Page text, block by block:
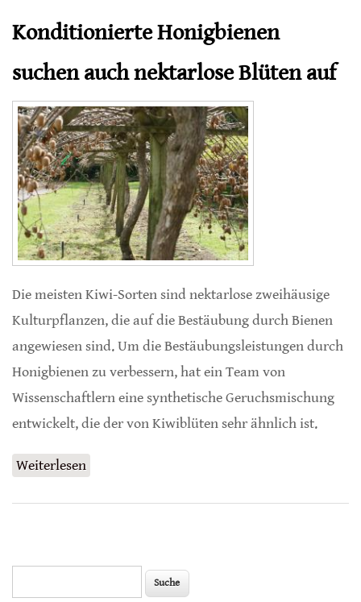
Konditionierte Honigbienen
suchen auch nektarlose Blüten auf
Die meisten Kiwi-Sorten sind nektarlose zweihäusige
Kulturpflanzen, die auf die Bestäubung durch Bienen
angewiesen sind. Um die Bestäubungsleistungen durch
Honigbienen zu verbessern, hat ein Team von
Wissenschaftlern eine synthetische Geruchsmischung
entwickelt, die der von Kiwiblüten sehr ähnlich ist.
Weiterlesen